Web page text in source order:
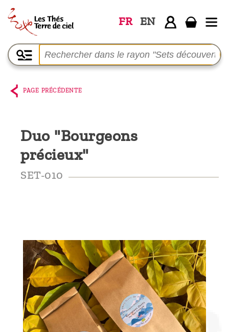
FR EN
Accueil
La
boutique
Parmi les
producteurs,
Découvrir
le thé
Pu'Erh
Comment
infuser
votre thé
PAGE PRÉCÉDENTE
Duo "Bourgeons
précieux"
SET-010